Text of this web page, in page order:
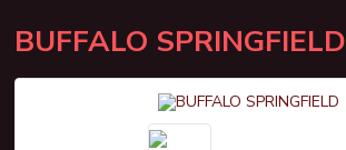
BUFFALO SPRINGFIELD